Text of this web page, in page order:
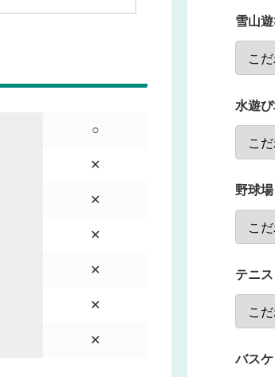
○
✕
✕
✕
✕
✕
✕
雪山
水遊
野球場
テニ
バス